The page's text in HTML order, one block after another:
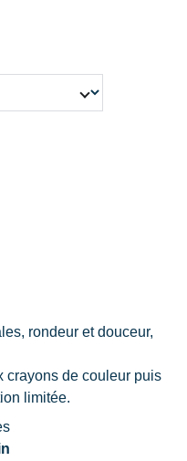
rondeur et douceur,
crayons de couleur puis
limitée.